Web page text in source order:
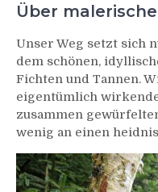
Über
Unser Weg setzt sich
dem schönen,
Fichten und Tannen.
eigentümlich
zusammen
wenig an einen